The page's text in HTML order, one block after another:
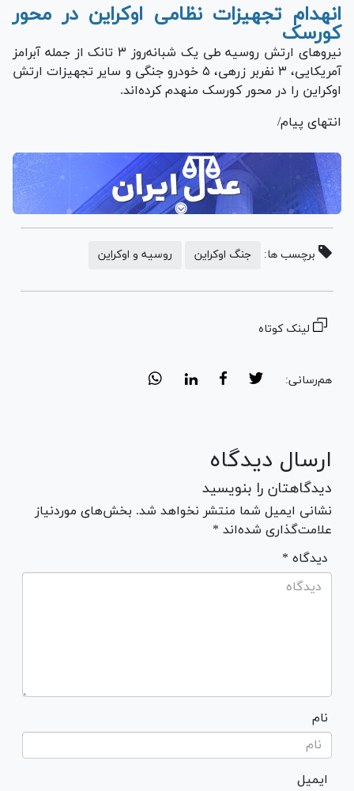
انهدام تجهیزات نظامی اوکراین در محور
کورسک
نیرو‌های ارتش روسیه طی یک شبانه‌روز ۳ تانک از جمله آبرامز
آمریکایی، ۳ نفربر زرهی، ۵ خودرو جنگی و سایر تجهیزات ارتش
اوکراین را در محور کورسک منهدم کرده‌اند.
انتهای پیام/
برچسب ها: جنگ اوکراین روسیه و اوکراین
لینک کوتاه
هم‌رسانی:
ارسال دیدگاه
دیدگاهتان را بنویسید
نشانی ایمیل شما منتشر نخواهد شد. بخش‌های موردنیاز
علامت‌گذاری شده‌اند *
* دیدگاه
نام
ایمیل